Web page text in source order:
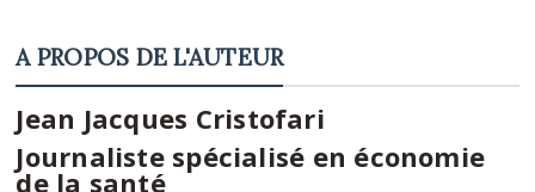
A PROPOS DE L'AUTEUR
Jean Jacques Cristofari
Journaliste spécialisé en économie
de la santé